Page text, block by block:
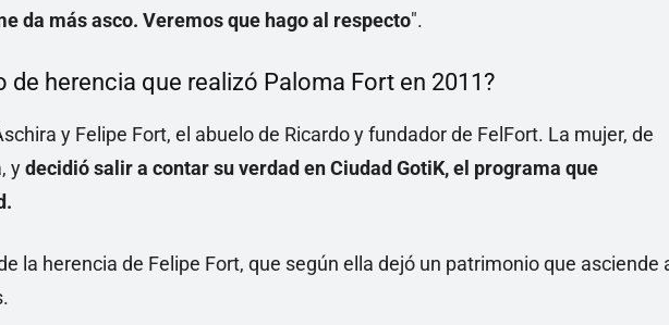
da más asco. Veremos que hago al respecto".
de herencia que realizó Paloma Fort en 2011?
y Felipe Fort, el abuelo de Ricardo y fundador de FelFort. La mujer, de
ydecidió salir a contar su verdad en Ciudad GotiK, el programa que
la herencia de Felipe Fort, que según ella dejó un patrimonio que asciende